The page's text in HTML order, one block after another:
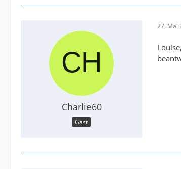
Charlie60
Gast
27. Mai